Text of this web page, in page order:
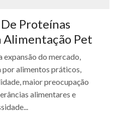
Proteínas
Pet
do mercado,
por alimentos práticos,
maior preocupação
alimentares e